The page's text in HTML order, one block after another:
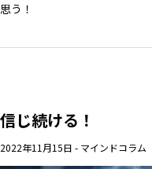
思う！
信じ続ける！
2022年11月15日 - マインドコラム